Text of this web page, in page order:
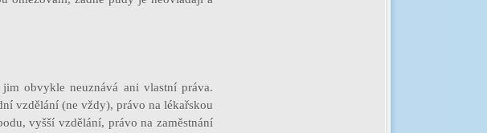
obvykle neuznává ani vlastní práva.
vzdělání (ne vždy), právo na lékařskou
vyšší vzdělání, právo na zaměstnání